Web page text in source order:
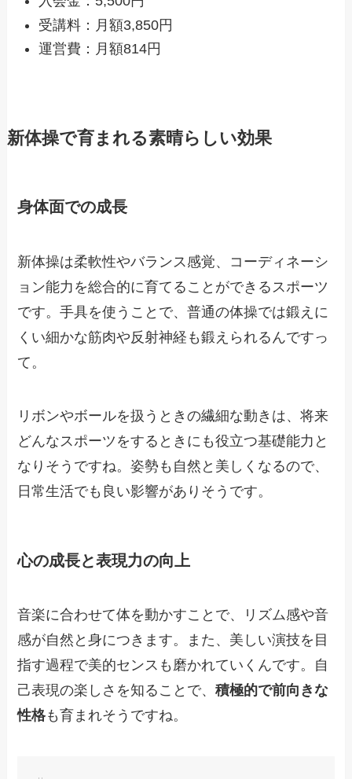
受講料：月額3,850円
運営費：月額814円
新体操で育まれる素晴らしい効果
身体面での成長
新体操は柔軟性やバランス感覚、コーディネーシ
ョン能力を総合的に育てることができるスポーツ
です。手具を使うことで、普通の体操では鍛えに
くい細かな筋肉や反射神経も鍛えられるんですっ
て。
リボンやボールを扱うときの繊細な動きは、将来
どんなスポーツをするときにも役立つ基礎能力と
なりそうですね。姿勢も自然と美しくなるので、
日常生活でも良い影響がありそうです。
心の成長と表現力の向上
音楽に合わせて体を動かすことで、リズム感や音
感が自然と身につきます。また、美しい演技を目
指す過程で美的センスも磨かれていくんです。自
己表現の楽しさを知ることで、積極的で前向きな
性格も育まれそうですね。